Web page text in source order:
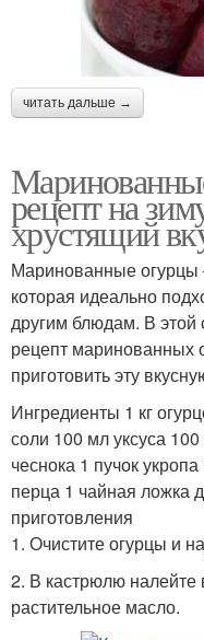
читать дальше →
рецепт на
хрустящий
Маринованные огурцы
которая идеально
другим блюдам. В этой
рецепт маринованных
приготовить эту
Ингредиенты 1 кг
соли 100 мл уксуса
чеснока 1 пучок
перца 1 чайная ложка
приготовления
1. Очистите огурцы и
2. В кастрюлю налейте
растительное масло.